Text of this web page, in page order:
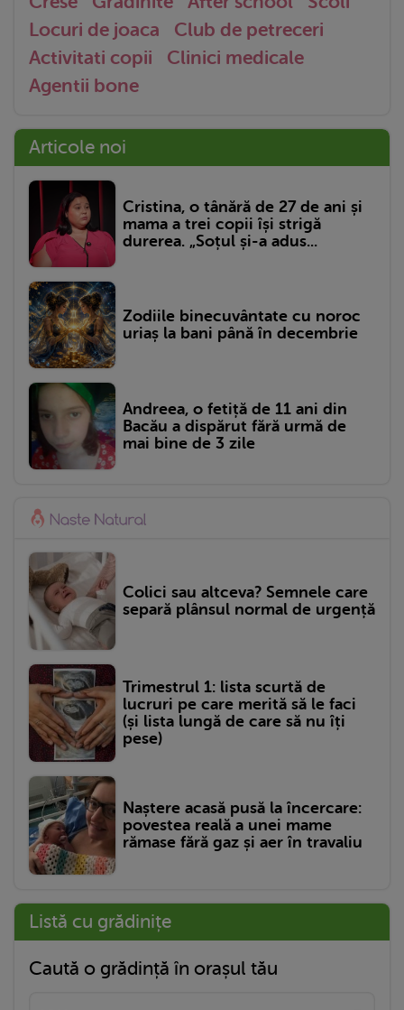
Locuri de joaca
Club de petreceri
Activitati copii
Clinici medicale
Agentii bone
Articole noi
Cristina, o tânără de 27 de ani și
mama a trei copii își strigă
durerea. „Soțul și-a adus...
Zodiile binecuvântate cu noroc
uriaș la bani până în decembrie
Andreea, o fetiță de 11 ani din
Bacău a dispărut fără urmă de
mai bine de 3 zile
Colici sau altceva? Semnele care
separă plânsul normal de urgență
Trimestrul 1: lista scurtă de
lucruri pe care merită să le faci
(și lista lungă de care să nu îți
pese)
Naștere acasă pusă la încercare:
povestea reală a unei mame
rămase fără gaz și aer în travaliu
Listă cu grădinițe
Caută o grădință în orașul tău